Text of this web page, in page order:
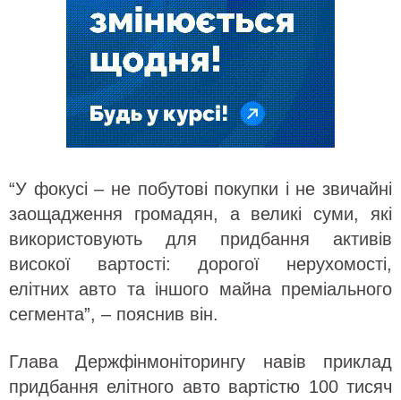
“У фокусі – не побутові покупки і не звичайні
заощадження громадян, а великі суми, які
використовують для придбання активів
високої вартості: дорогої нерухомості,
елітних авто та іншого майна преміального
сегмента”, – пояснив він.
Глава Держфінмоніторингу навів приклад
придбання елітного авто вартістю 100 тисяч